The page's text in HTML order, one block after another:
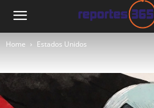
Home Estados Unidos